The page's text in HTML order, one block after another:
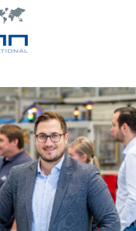
Domovská stránka
Popular